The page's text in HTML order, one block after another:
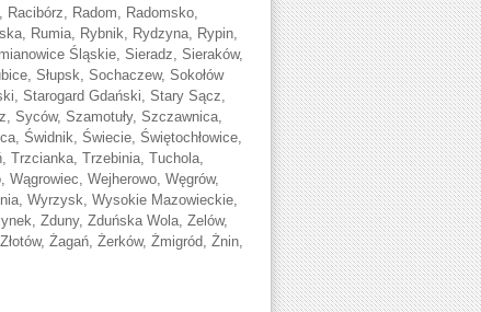
Radom, Radomsko,
Rumia, Rybnik, Rydzyna, Rypin,
Śląskie, Sieradz, Sieraków,
Słupsk, Sochaczew, Sokołów
Starogard Gdański, Stary Sącz,
Syców, Szamotuły, Szczawnica,
Świdnik, Świecie, Świętochłowice,
Trzcianka, Trzebinia, Tuchola,
Wejherowo, Węgrów,
Wyrzysk, Wysokie Mazowieckie,
Zduny, Zduńska Wola, Zelów,
Żagań, Żerków, Żmigród, Żnin,